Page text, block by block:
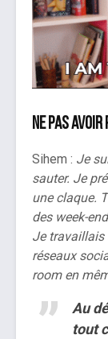
Ne pas avoir
Sihem : Je
sauter. Je
une claque.
des week-
Je travaillais
réseaux
room en
Au
tout